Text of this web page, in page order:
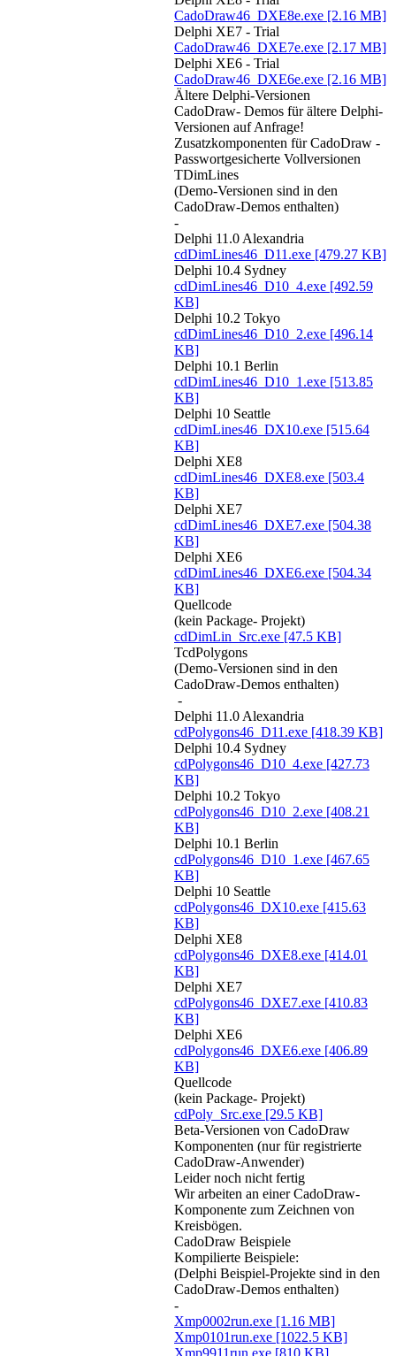
CadoDraw46_DXE8e.exe [2.16 MB]
Delphi XE7 - Trial
CadoDraw46_DXE7e.exe [2.17 MB]
Delphi XE6 - Trial
CadoDraw46_DXE6e.exe [2.16 MB]
Ältere Delphi-Versionen
CadoDraw- Demos für ältere Delphi-
Versionen auf Anfrage!
Zusatzkomponenten für CadoDraw -
Passwortgesicherte Vollversionen
TDimLines
(Demo-Versionen sind in den
CadoDraw-Demos enthalten)
-
Delphi 11.0 Alexandria
cdDimLines46_D11.exe [479.27 KB]
Delphi 10.4 Sydney
cdDimLines46_D10_4.exe [492.59
KB]
Delphi 10.2 Tokyo
cdDimLines46_D10_2.exe [496.14
KB]
Delphi 10.1 Berlin
cdDimLines46_D10_1.exe [513.85
KB]
Delphi 10 Seattle
cdDimLines46_DX10.exe [515.64
KB]
Delphi XE8
cdDimLines46_DXE8.exe [503.4
KB]
Delphi XE7
cdDimLines46_DXE7.exe [504.38
KB]
Delphi XE6
cdDimLines46_DXE6.exe [504.34
KB]
Quellcode
(kein Package- Projekt)
cdDimLin_Src.exe [47.5 KB]
TcdPolygons
(Demo-Versionen sind in den
CadoDraw-Demos enthalten)
-
Delphi 11.0 Alexandria
cdPolygons46_D11.exe [418.39 KB]
Delphi 10.4 Sydney
cdPolygons46_D10_4.exe [427.73
KB]
Delphi 10.2 Tokyo
cdPolygons46_D10_2.exe [408.21
KB]
Delphi 10.1 Berlin
cdPolygons46_D10_1.exe [467.65
KB]
Delphi 10 Seattle
cdPolygons46_DX10.exe [415.63
KB]
Delphi XE8
cdPolygons46_DXE8.exe [414.01
KB]
Delphi XE7
cdPolygons46_DXE7.exe [410.83
KB]
Delphi XE6
cdPolygons46_DXE6.exe [406.89
KB]
Quellcode
(kein Package- Projekt)
cdPoly_Src.exe [29.5 KB]
Beta-Versionen von CadoDraw
Komponenten (nur für registrierte
CadoDraw-Anwender)
Leider noch nicht fertig
Wir arbeiten an einer CadoDraw-
Komponente zum Zeichnen von
Kreisbögen.
CadoDraw Beispiele
Kompilierte Beispiele:
(Delphi Beispiel-Projekte sind in den
CadoDraw-Demos enthalten)
-
Xmp0002run.exe [1.16 MB]
Xmp0101run.exe [1022.5 KB]
Xmp9911run.exe [810 KB]